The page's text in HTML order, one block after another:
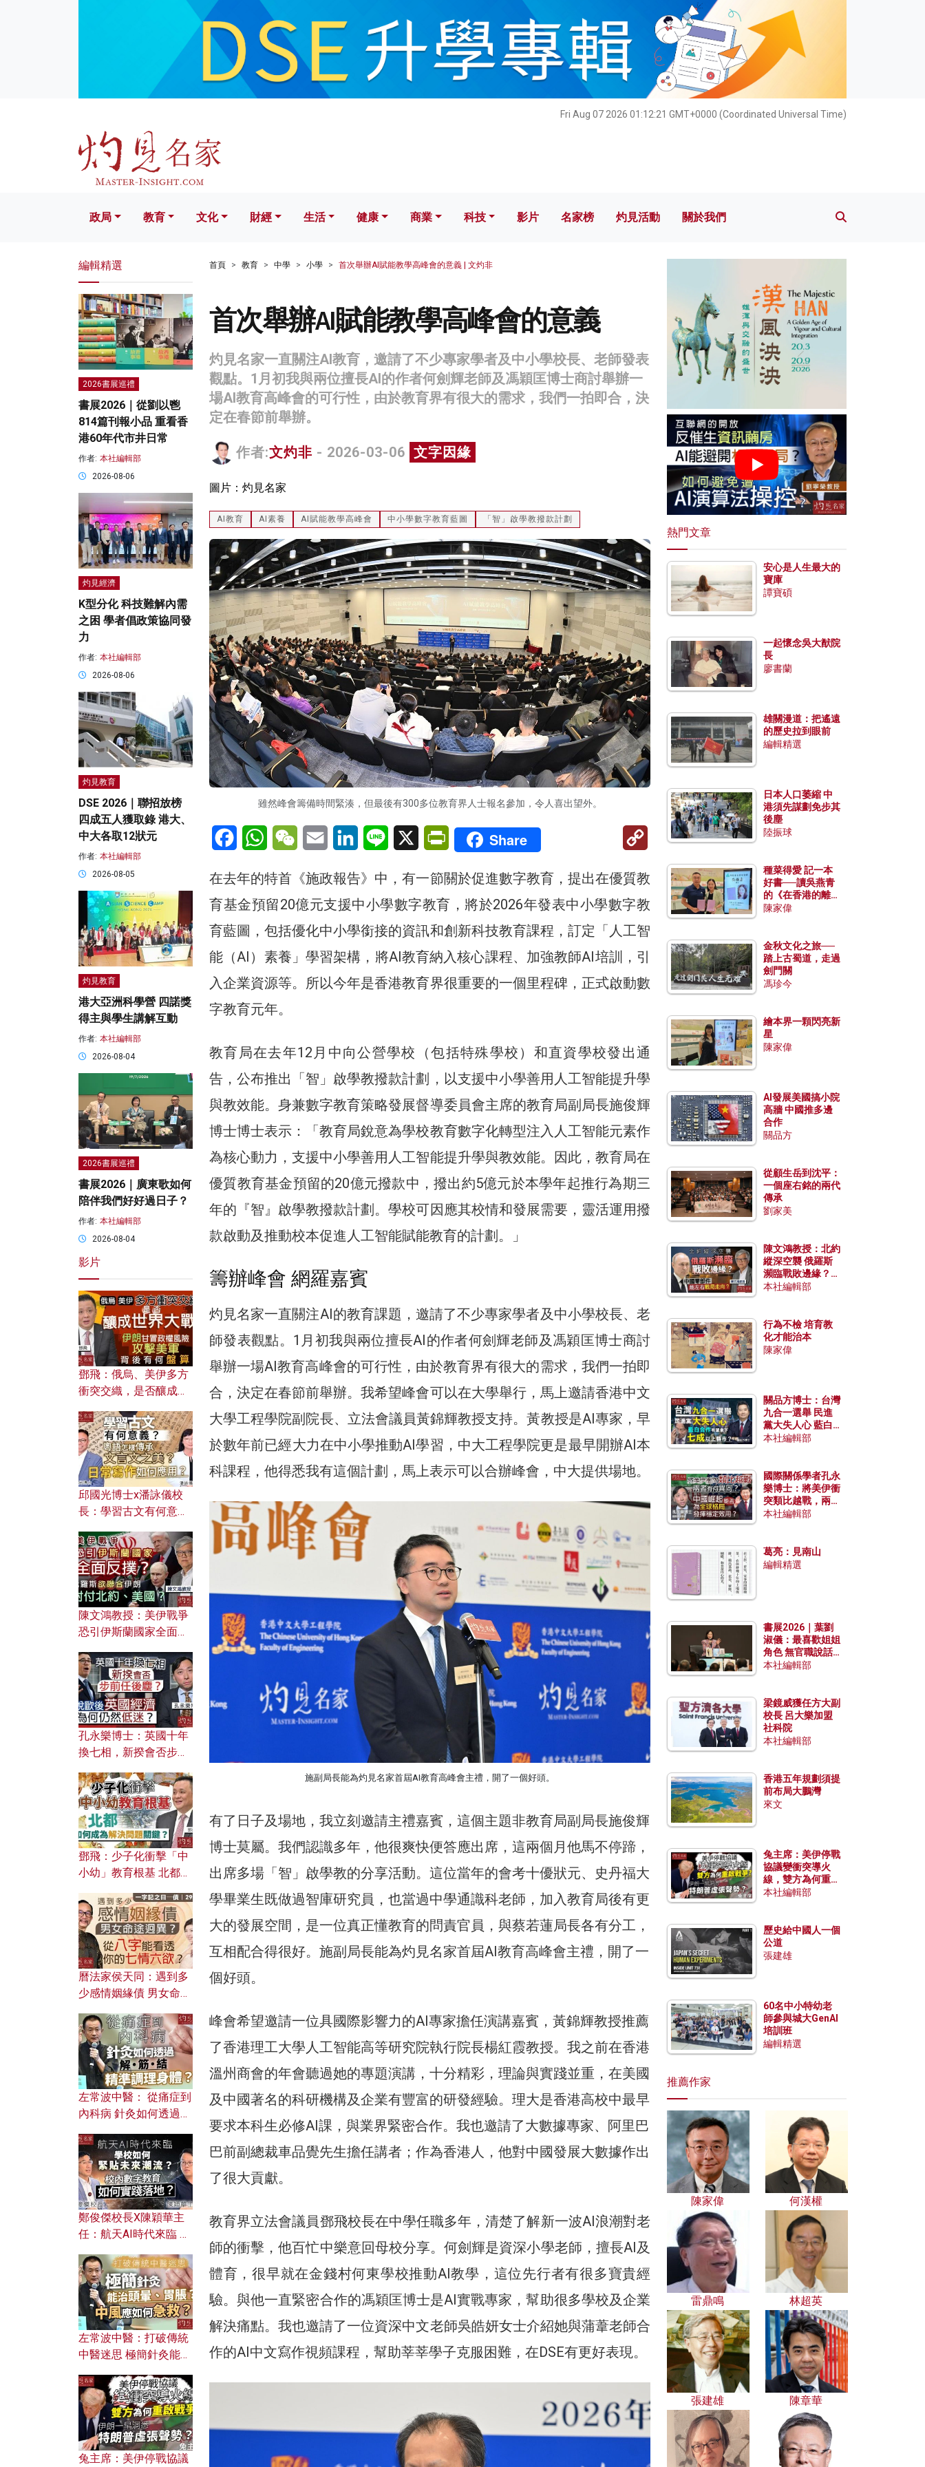
Fri Aug 07 2026 01:12:22 GMT+0000 (Coordinated Universal Time)
文化 財經 生活 健康 科技 影片 名家榜 灼見活動 關於我們
政局 教育 文化 財經 生活 健康 商業 科技 影片 名家榜 灼見活動 關於我們
首頁 教育 中學 小學 首次舉辦AI賦能教學高峰會的意義 | 文灼非
首次舉辦AI賦能教學高峰會的意義
灼見名家一直關注AI教育，邀請了不少專家學者及中小學校長、老師發表
觀點。1月初我與兩位擅長AI的作者何劍輝老師及馮穎匡博士商討舉辦一
場AI教育高峰會的可行性，由於教育界有很大的需求，我們一拍即合，決
定在春節前舉辦。
作者:文灼非 - 2026-03-06 文字因緣
圖片：灼見名家
AI教育 AI素養 AI賦能教學高峰會 中小學數字教育藍圖 「智」啟學教撥款計劃
雖然峰會籌備時間緊湊，但最後有300多位教育界人士報名參加，令人喜出望外。
FacebookWhatsAppWeChatEmail LinkedInLine X PrintFriendly
Share
Copy
Link
在去年的特首《施政報告》中，有一節關於促進數字教育，提出在優質教
育基金預留20億元支援中小學數字教育，將於2026年發表中小學數字教
育藍圖，包括優化中小學銜接的資訊和創新科技教育課程，訂定「人工智
能（AI）素養」學習架構，將AI教育納入核心課程、加強教師AI培訓，引
入企業資源等。所以今年是香港教育界很重要的一個里程碑，正式啟動數
字教育元年。
教育局在去年12月中向公營學校（包括特殊學校）和直資學校發出通
告，公布推出「智」啟學教撥款計劃，以支援中小學善用人工智能提升學
與教效能。身兼數字教育策略發展督導委員會主席的教育局副局長施俊輝
博士博士表示：「教育局銳意為學校教育數字化轉型注入人工智能元素作
為核心動力，支援中小學善用人工智能提升學與教效能。因此，教育局在
優質教育基金預留的20億元撥款中，撥出約5億元於本學年起推行為期三
年的『智』啟學教撥款計劃。學校可因應其校情和發展需要，靈活運用撥
款啟動及推動校本促進人工智能賦能教育的計劃。」
籌辦峰會 網羅嘉賓
灼見名家一直關注AI的教育課題，邀請了不少專家學者及中小學校長、老
師發表觀點。1月初我與兩位擅長AI的作者何劍輝老師及馮穎匡博士商討
舉辦一場AI教育高峰會的可行性，由於教育界有很大的需求，我們一拍即
合，決定在春節前舉辦。我希望峰會可以在大學舉行，馬上邀請香港中文
大學工程學院副院長、立法會議員黃錦輝教授支持。黃教授是AI專家，早
於數年前已經大力在中小學推動AI學習，中大工程學院更是最早開辦AI本
科課程，他得悉我有這個計劃，馬上表示可以合辦峰會，中大提供場地。
施副局長能為灼見名家首屆AI教育高峰會主禮，開了一個好頭。
有了日子及場地，我立刻邀請主禮嘉賓，這個主題非教育局副局長施俊輝
博士莫屬。我們認識多年，他很爽快便答應出席，這兩個月他馬不停蹄，
出席多場「智」啟學教的分享活動。這位當年的會考十優狀元、史丹福大
學畢業生既做過智庫研究員，也當過中學通識科老師，加入教育局後有更
大的發展空間，是一位真正懂教育的問責官員，與蔡若蓮局長各有分工，
互相配合得很好。施副局長能為灼見名家首屆AI教育高峰會主禮，開了一
個好頭。
峰會希望邀請一位具國際影響力的AI專家擔任演講嘉賓，黃錦輝教授推薦
了香港理工大學人工智能高等研究院執行院長楊紅霞教授。我之前在香港
溫州商會的年會聽過她的專題演講，十分精彩，理論與實踐並重，在美國
及中國著名的科研機構及企業有豐富的研發經驗。理大是香港高校中最早
要求本科生必修AI課，與業界緊密合作。我也邀請了大數據專家、阿里巴
巴前副總裁車品覺先生擔任講者；作為香港人，他對中國發展大數據作出
了很大貢獻。
教育界立法會議員鄧飛校長在中學任職多年，清楚了解新一波AI浪潮對老
師的衝擊，他百忙中樂意回母校分享。何劍輝是資深小學老師，擅長AI及
體育，很早就在金錢村何東學校推動AI教學，這位先行者有很多寶貴經
驗。與他一直緊密合作的馮穎匡博士是AI實戰專家，幫助很多學校及企業
解決痛點。我也邀請了一位資深中文老師吳皓妍女士介紹她與蒲葦老師合
作的AI中文寫作視頻課程，幫助莘莘學子克服困難，在DSE有更好表現。
編輯精選
2026書展巡禮
書展2026｜從劉以鬯
814篇刊報小品 重看香
港60年代市井日常
作者: 本社編輯部
2026-08-06
灼見經濟
K型分化 科技難解內需
之困 學者倡政策協同發
力
作者: 本社編輯部
2026-08-06
灼見教育
DSE 2026｜聯招放榜
四成五人獲取錄 港大、
中大各取12狀元
作者: 本社編輯部
2026-08-05
灼見教育
港大亞洲科學營 四諾獎
得主與學生講解互動
作者: 本社編輯部
2026-08-04
2026書展巡禮
書展2026｜廣東歌如何
陪伴我們好好過日子？
作者: 本社編輯部
2026-08-04
影片
鄧飛：俄烏、美伊多方
衝突交織，是否釀成世
風險攻擊美軍，背後有
何盤算？
邱國光博士x潘詠儀校
長：學習古文有何意
文之美？ 日常寫作如何
應用？
陳文鴻教授：美伊戰爭
恐引伊斯蘭國家全面反
對付北約美國？
孔永樂博士：英國十年
換七相，新揆會否步前
濟為何仍然低迷？
鄧飛：少子化衝擊「中
小幼」教育根基 北都如
曆法家侯天同：遇到多
少感情姻緣債 男女命途
的七情六欲？
左常波中醫： 從痛症到
內科病 針灸如何透過解
鄭俊傑校長X陳穎華主
任：航天AI時代來臨 學
校內數字教育如何實踐
落地？
左常波中醫：打破傳統
中醫迷思 極簡針灸能治
何急救？
兔主席：美伊停戰協議
熱門文章
安心是人生最大的
寶庫
譚寶碩
一起懷念吳大猷院
長
廖書蘭
雄關漫道：把遙遠
的歷史拉到眼前
編輯精選
日本人口萎縮 中
港須先謀劃免步其
後塵
陸振球
種菜得愛 記一本
好書──讀吳燕青
的《在香港的離島
種菜》
陳家偉
金秋文化之旅──
踏上古蜀道，走過
劍門關
馮珍今
繪本界一顆閃亮新
星
陳家偉
AI發展美國搞小院
高牆 中國推多邊
合作
關品方
從顧生岳到沈平：
一個座右銘的兩代
傳承
劉家美
陳文鴻教授：北約
縱深空襲 俄羅斯
瀕臨戰敗邊緣？中
國零部件能左右戰
本社編輯部
行為不檢 培育教
化才能治本
陳家偉
關品方博士：台灣
九合一選舉 民進
黨大失人心 藍白
合作有望拿下七成
本社編輯部
國際關係學者孔永
樂博士：將美伊衝
突類比越戰，兩者
有何異同？中國崛
本社編輯部
葛亮：見南山
編輯精選
書展2026｜葉劉
淑儀：最喜歡姐姐
角色 無官職說話
包袱少
本社編輯部
梁鏡威獲任方大副
校長 呂大樂加盟
社科院
本社編輯部
香港五年規劃須提
前布局大鵬灣
來文
兔主席：美伊停戰
協議變衝突導火
線，雙方為何重啟
戰爭？伊朗一早洞
本社編輯部
歷史給中國人一個
公道
張建雄
60名中小特幼老
師參與城大GenAI
培訓班
編輯精選
推薦作家
陳家偉 何漢權
雷鼎鳴 林超英
張建雄 陳章華